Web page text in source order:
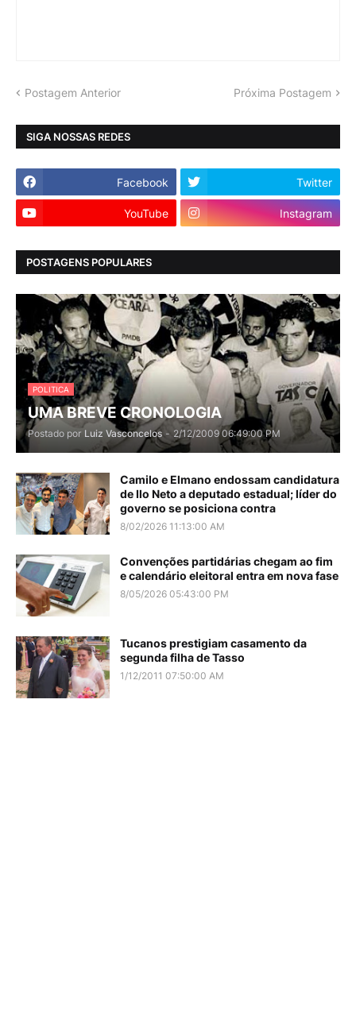
Postagem Anterior Próxima Postagem
SIGA NOSSAS REDES
Facebook Twitter
YouTube Instagram
POSTAGENS POPULARES
POLITICA
UMA BREVE CRONOLOGIA
Postado por Luiz Vasconcelos - 2/12/2009 06:49:00 PM
Camilo e Elmano endossam candidatura
de Ilo Neto a deputado estadual; líder do
governo se posiciona contra
8/02/2026 11:13:00 AM
Convenções partidárias chegam ao fim
e calendário eleitoral entra em nova fase
8/05/2026 05:43:00 PM
Tucanos prestigiam casamento da
segunda filha de Tasso
1/12/2011 07:50:00 AM